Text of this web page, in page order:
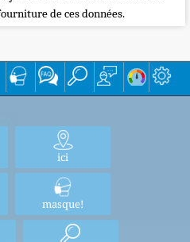
de ces données.
ici
masque!